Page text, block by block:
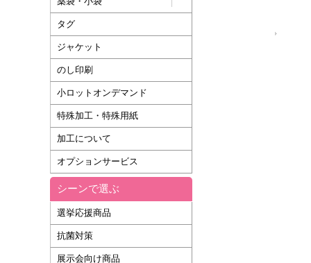
タグ
ジャケット
のし印刷
小ロットオンデマンド
特殊加工・特殊用紙
加工について
オプションサービス
シーンで選ぶ
選挙応援商品
抗菌対策
展示会向け商品